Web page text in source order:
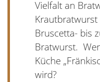
Vielfalt an
Bruscetta- bis
Bratwurst.
Küche
wird?